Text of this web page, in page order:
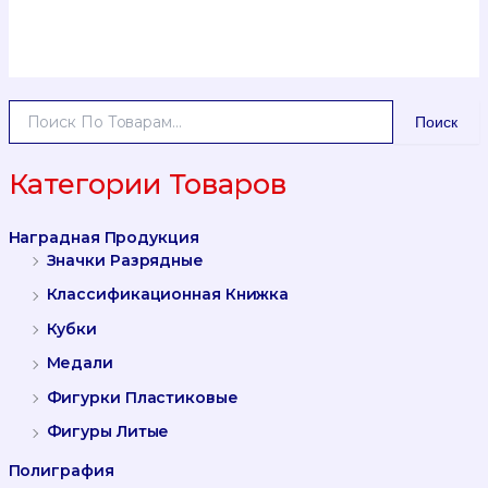
А
Т
:
Поиск
Категории Товаров
Наградная Продукция
Значки Разрядные
Классификационная Книжка
Кубки
Медали
Фигурки Пластиковые
Фигуры Литые
Полиграфия